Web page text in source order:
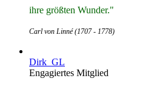
ihre größten Wunder."
Carl von Linné (1707 - 1778)
Dirk_GL
Engagiertes Mitglied